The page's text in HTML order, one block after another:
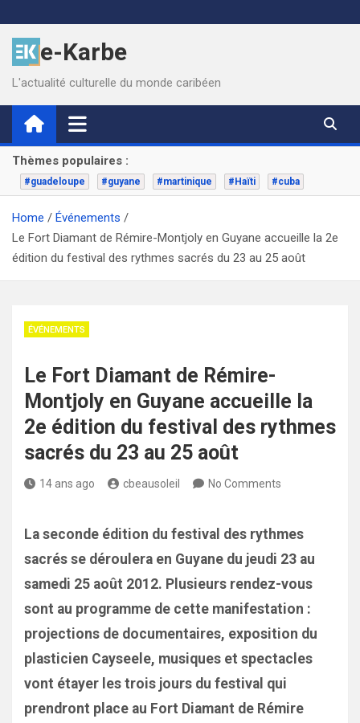
to
contente-Karbe
L'actualité culturelle du monde caribéen
Thèmes populaires :
#guadeloupe #guyane #martinique #Haïti #cuba
Home
Événements
Le Fort Diamant de Rémire-Montjoly en Guyane accueille la 2e
édition du festival des rythmes sacrés du 23 au 25 août
ÉVÉNEMENTS
Le Fort Diamant de Rémire-
Montjoly en Guyane accueille la
2e édition du festival des rythmes
sacrés du 23 au 25 août
14 ans ago cbeausoleil No Comments
La seconde édition du festival des rythmes
sacrés se déroulera en Guyane du jeudi 23 au
samedi 25 août 2012. Plusieurs rendez-vous
sont au programme de cette manifestation :
projections de documentaires, exposition du
plasticien Cayseele, musiques et spectacles
vont étayer les trois jours du festival qui
prendront place au Fort Diamant de Rémire